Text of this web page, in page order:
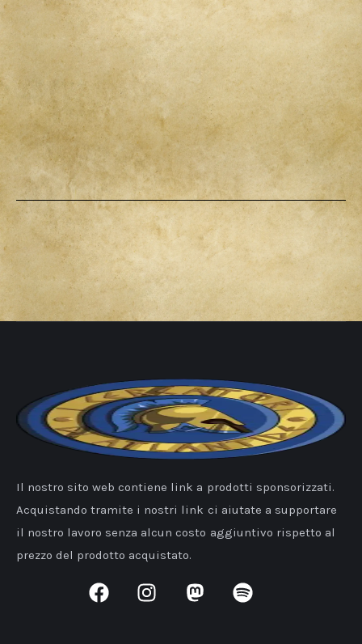
Il nostro sito web contiene link a prodotti sponsorizzati.
Acquistando tramite i nostri link ci aiutate a supportare
il nostro lavoro senza alcun costo aggiuntivo rispetto al
prezzo del prodotto acquistato.